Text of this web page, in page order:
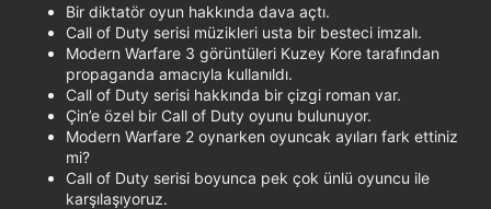
Bir diktatör oyun hakkında dava açtı.
Call of Duty serisi müzikleri usta bir besteci imzalı.
Modern Warfare 3 görüntüleri Kuzey Kore tarafından
propaganda amacıyla kullanıldı.
Call of Duty serisi hakkında bir çizgi roman var.
Çin’e özel bir Call of Duty oyunu bulunuyor.
Modern Warfare 2 oynarken oyuncak ayıları fark ettiniz
mi?
Call of Duty serisi boyunca pek çok ünlü oyuncu ile
karşılaşıyoruz.